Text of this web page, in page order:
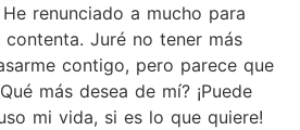
renunciado a mucho para
contenta. Juré no tener más
contigo, pero parece que
más desea de mí? ¡Puede
mi vida, si es lo que quiere!